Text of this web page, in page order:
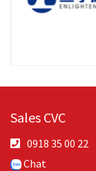
Sales CVC
0918 35 00 22
Chat